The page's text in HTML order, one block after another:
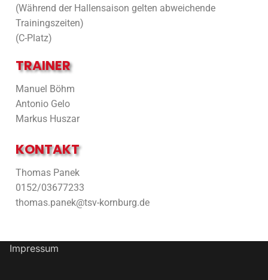
(Während der Hallensaison gelten abweichende
Trainingszeiten)
(C-Platz)
TRAINER
Manuel Böhm
Antonio Gelo
Markus Huszar
KONTAKT
Thomas Panek
0152/03677233
thomas.panek@tsv-kornburg.de
Impressum